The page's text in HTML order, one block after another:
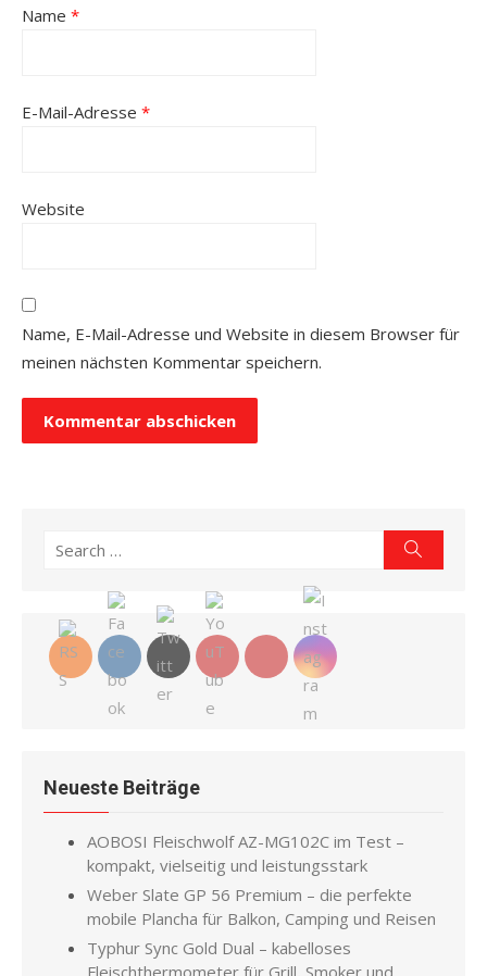
Name *
E-Mail-Adresse *
Website
Name, E-Mail-Adresse und Website in diesem Browser für
meinen nächsten Kommentar speichern.
Search
Neueste Beiträge
AOBOSI Fleischwolf AZ-MG102C im Test –
kompakt, vielseitig und leistungsstark
Weber Slate GP 56 Premium – die perfekte
mobile Plancha für Balkon, Camping und Reisen
Typhur Sync Gold Dual – kabelloses
Fleischthermometer für Grill, Smoker und